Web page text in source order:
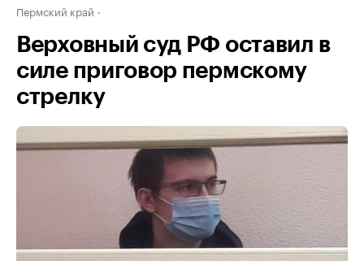
Пермский край
Верховный суд РФ оставил в
силе приговор пермскому
стрелку